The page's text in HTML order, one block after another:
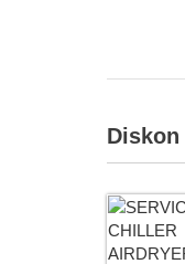
Diskon